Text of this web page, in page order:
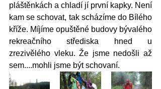
pláštěnkách a chladí jí první kapky. Není
kam se schovat, tak scházíme do Bílého
kříže. Míjíme opuštěné budovy bývalého
rekreačního střediska hned u
zrezivělého vleku. Že jsme nedošli až
sem....mohli jsme být schovaní.